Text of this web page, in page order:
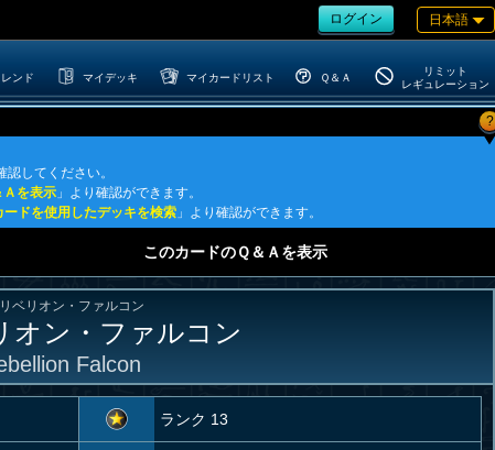
ログイン 日本語
レンド マイデッキ マイカードリスト Ｑ＆Ａ
リミット
レギュレーション
?
してください。
Ａを表示 」より確認ができます。
ードを使用したデッキを検索 」より確認ができます。
このカードのＱ＆Ａを表示
ベリオン・ファルコン
オン・ファルコン
Falcon
ランク 13